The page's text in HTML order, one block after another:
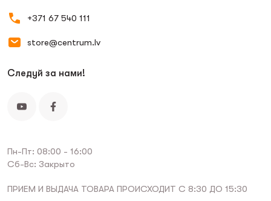
+371 67 540 111
store@centrum.lv
Следуй за нами!
Пн-Пт: 08:00 - 16:00
Сб-Вс: Закрыто
ПРИЕМ И ВЫДАЧА ТОВАРА ПРОИСХОДИТ С 8:30 ДО 15:30